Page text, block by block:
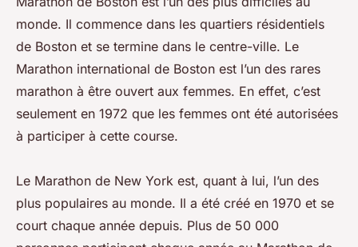
monde. Il commence dans les quartiers résidentiels
de Boston et se termine dans le centre-ville. Le
Marathon international de Boston est l’un des rares
marathon à être ouvert aux femmes. En effet, c’est
seulement en 1972 que les femmes ont été autorisées
à participer à cette course.
Le Marathon de New York est, quant à lui, l’un des
plus populaires au monde. Il a été créé en 1970 et se
court chaque année depuis. Plus de 50 000